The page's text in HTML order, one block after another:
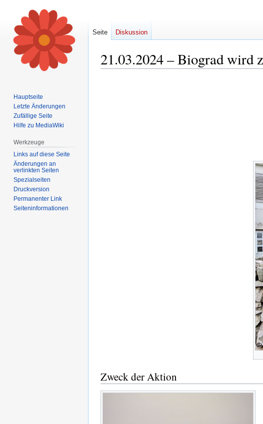
21.03.2024 – Biograd wird
Zweck der Aktion
Seite Diskussion
Hauptseite
Letzte Änderungen
Zufällige Seite
Hilfe zu MediaWiki
Werkzeuge
Links auf diese Seite
Änderungen an
verlinkten Seiten
Spezialseiten
Druckversion
Permanenter Link
Seiten­informationen